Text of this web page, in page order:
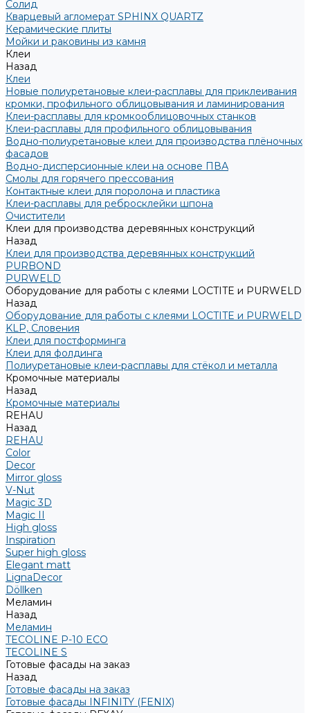
Солид
Кварцевый агломерат SPHINX QUARTZ
Керамические плиты
Мойки и раковины из камня
Клеи
Назад
Клеи
Новые полиуретановые клеи-расплавы для приклеивания
кромки, профильного облицовывания и ламинирования
Клеи-расплавы для кромкооблицовочных станков
Клеи-расплавы для профильного облицовывания
Водно-полиуретановые клеи для производства плёночных
фасадов
Водно-дисперсионные клеи на основе ПВА
Смолы для горячего прессования
Контактные клеи для поролона и пластика
Клеи-расплавы для ребросклейки шпона
Очистители
Клеи для производства деревянных конструкций
Назад
Клеи для производства деревянных конструкций
PURBOND
PURWELD
Оборудование для работы с клеями LOCTITE и PURWELD
Назад
Оборудование для работы с клеями LOCTITE и PURWELD
KLP, Словения
Клеи для постформинга
Клеи для фолдинга
Полиуретановые клеи-расплавы для стёкол и металла
Кромочные материалы
Назад
Кромочные материалы
REHAU
Назад
REHAU
Color
Decor
Mirror gloss
V-Nut
Magic 3D
Magic II
High gloss
Inspiration
Super high gloss
Elegant matt
LignaDecor
Döllken
Меламин
Назад
Меламин
TECOLINE P-10 ECO
TECOLINE S
Готовые фасады на заказ
Назад
Готовые фасады на заказ
Готовые фасады INFINITY (FENIX)